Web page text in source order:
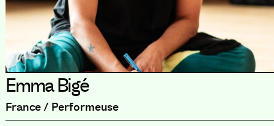
Emma Bigé
France / Performeuse